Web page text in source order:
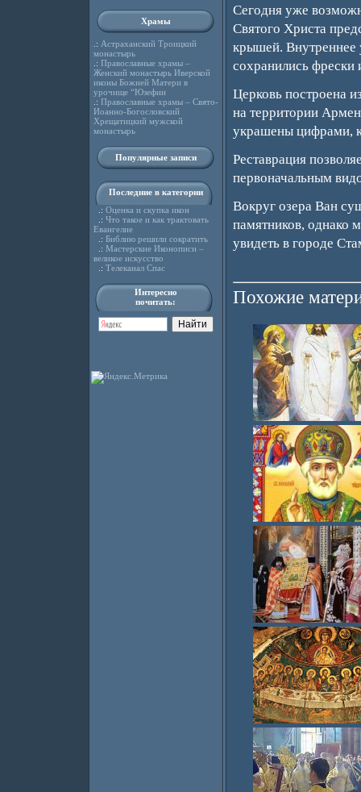
Храмы
.: Астраханский Троицкий
монастырь
.: Православные храмы –
Женский монастырь Иверской
иконы Божией Матери в
урочище “Юзефин
.: Православные храмы – Свято-
Иоанно-Богословский
Хрещатицкий мужской
монастырь
Популярные записи
Последние в категории
.: Оценка и скупка икон
.: Что такое и как трактовать
Евангелие
.: Библию решили сократить
.: Мастерские Иконописи –
великое искусство
.: Телеканал Спас
Интересно
почитать:
Сегодня уже
Святого Христа
крышей. Внутреннее
сохранились
Церковь построена
на территории
украшены цифрами,
Реставрация
первоначальным
Вокруг озера Ван
памятников, однако
увидеть в городе
Похожие